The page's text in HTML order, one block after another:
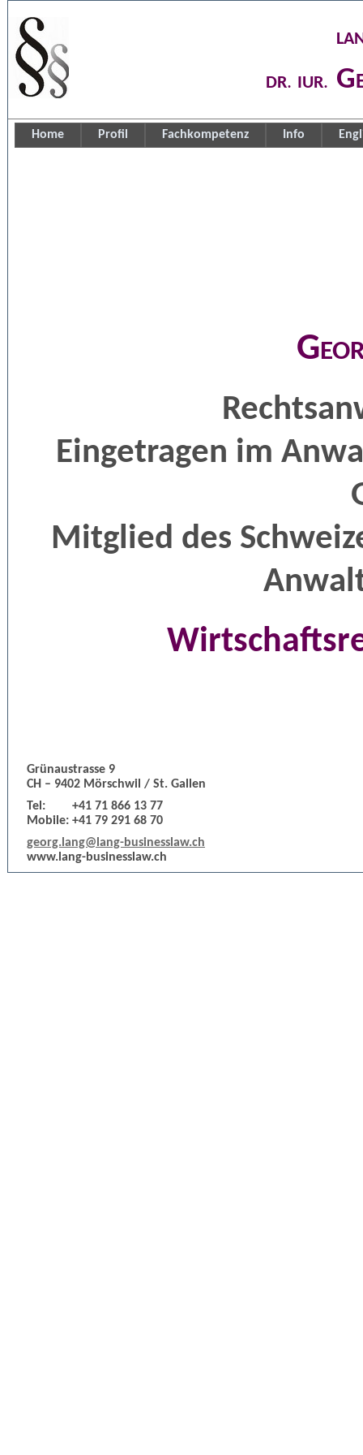
dr. iur.
Home Profil Fachkompetenz Info
Eingetragen im
Mitglied des
Grünaustrasse 9
CH – 9402 Mörschwil / St. Gallen
Tel:
+41 71 866 13 77
Mobile: +41 79 291 68 70
georg.lang@lang-businesslaw.ch
www.lang-businesslaw.ch